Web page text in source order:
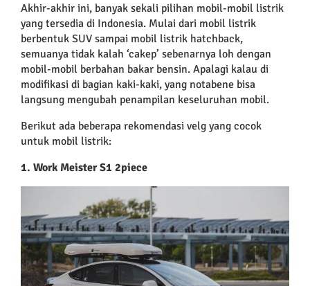
Akhir-akhir ini, banyak sekali pilihan mobil-mobil listrik
yang tersedia di Indonesia. Mulai dari mobil listrik
berbentuk SUV sampai mobil listrik hatchback,
semuanya tidak kalah ‘cakep’ sebenarnya loh dengan
mobil-mobil berbahan bakar bensin. Apalagi kalau di
modifikasi di bagian kaki-kaki, yang notabene bisa
langsung mengubah penampilan keseluruhan mobil.
Berikut ada beberapa rekomendasi velg yang cocok
untuk mobil listrik:
1. Work Meister S1 2piece